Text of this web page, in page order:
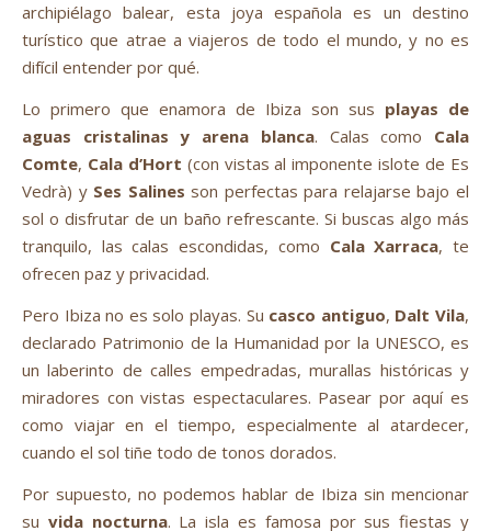
archipiélago balear, esta joya española es un destino
turístico que atrae a viajeros de todo el mundo, y no es
difícil entender por qué.
Lo primero que enamora de Ibiza son sus playas de
aguas cristalinas y arena blanca. Calas como Cala
Comte, Cala d’Hort (con vistas al imponente islote de Es
Vedrà) y Ses Salines son perfectas para relajarse bajo el
sol o disfrutar de un baño refrescante. Si buscas algo más
tranquilo, las calas escondidas, como Cala Xarraca, te
ofrecen paz y privacidad.
Pero Ibiza no es solo playas. Su casco antiguo, Dalt Vila,
declarado Patrimonio de la Humanidad por la UNESCO, es
un laberinto de calles empedradas, murallas históricas y
miradores con vistas espectaculares. Pasear por aquí es
como viajar en el tiempo, especialmente al atardecer,
cuando el sol tiñe todo de tonos dorados.
Por supuesto, no podemos hablar de Ibiza sin mencionar
su vida nocturna. La isla es famosa por sus fiestas y